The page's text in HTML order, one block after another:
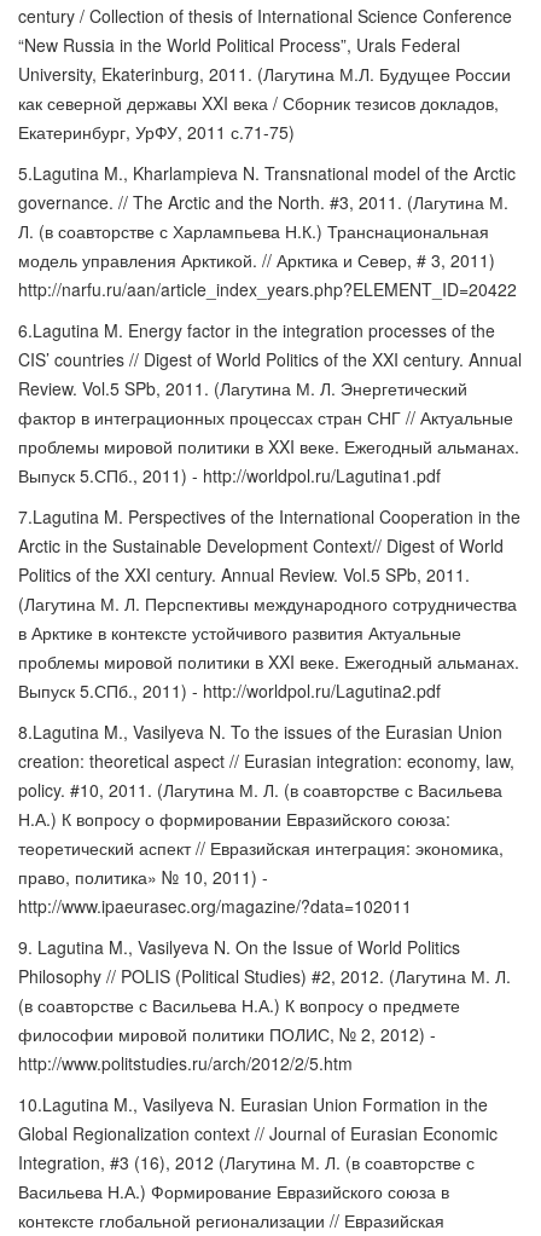
century / Collection of thesis of International Science Conference
“New Russia in the World Political Process”, Urals Federal
University, Ekaterinburg, 2011. (Лагутина М.Л. Будущее России
как северной державы XXI века / Сборник тезисов докладов,
Екатеринбург, УрФУ, 2011 с.71-75)
5.Lagutina M., Kharlampieva N. Transnational model of the Arctic
governance. // The Arctic and the North. #3, 2011. (Лагутина М.
Л. (в соавторстве с Харлампьева Н.К.) Транснациональная
модель управления Арктикой. // Арктика и Север, # 3, 2011)
http://narfu.ru/aan/article_index_years.php?ELEMENT_ID=20422
6.Lagutina M. Energy factor in the integration processes of the
CIS’ countries // Digest of World Politics of the XXI century. Annual
Review. Vol.5 SPb, 2011. (Лагутина М. Л. Энергетический
фактор в интеграционных процессах стран СНГ // Актуальные
проблемы мировой политики в XXI веке. Ежегодный альманах.
Выпуск 5.СПб., 2011) - http://worldpol.ru/Lagutina1.pdf
7.Lagutina M. Perspectives of the International Cooperation in the
Arctic in the Sustainable Development Context// Digest of World
Politics of the XXI century. Annual Review. Vol.5 SPb, 2011.
(Лагутина М. Л. Перспективы международного сотрудничества
в Арктике в контексте устойчивого развития Актуальные
проблемы мировой политики в XXI веке. Ежегодный альманах.
Выпуск 5.СПб., 2011) - http://worldpol.ru/Lagutina2.pdf
8.Lagutina M., Vasilyeva N. To the issues of the Eurasian Union
creation: theoretical aspect // Eurasian integration: economy, law,
policy. #10, 2011. (Лагутина М. Л. (в соавторстве с Васильева
Н.А.) К вопросу о формировании Евразийского союза:
теоретический аспект // Евразийская интеграция: экономика,
право, политика» № 10, 2011) -
http://www.ipaeurasec.org/magazine/?data=102011
9. Lagutina M., Vasilyeva N. On the Issue of World Politics
Philosophy // POLIS (Political Studies) #2, 2012. (Лагутина М. Л.
(в соавторстве с Васильева Н.А.) К вопросу о предмете
философии мировой политики ПОЛИС, № 2, 2012) -
http://www.politstudies.ru/arch/2012/2/5.htm
10.Lagutina M., Vasilyeva N. Eurasian Union Formation in the
Global Regionalization context // Journal of Eurasian Economic
Integration, #3 (16), 2012 (Лагутина М. Л. (в соавторстве с
Васильева Н.А.) Формирование Евразийского союза в
контексте глобальной регионализации // Евразийская